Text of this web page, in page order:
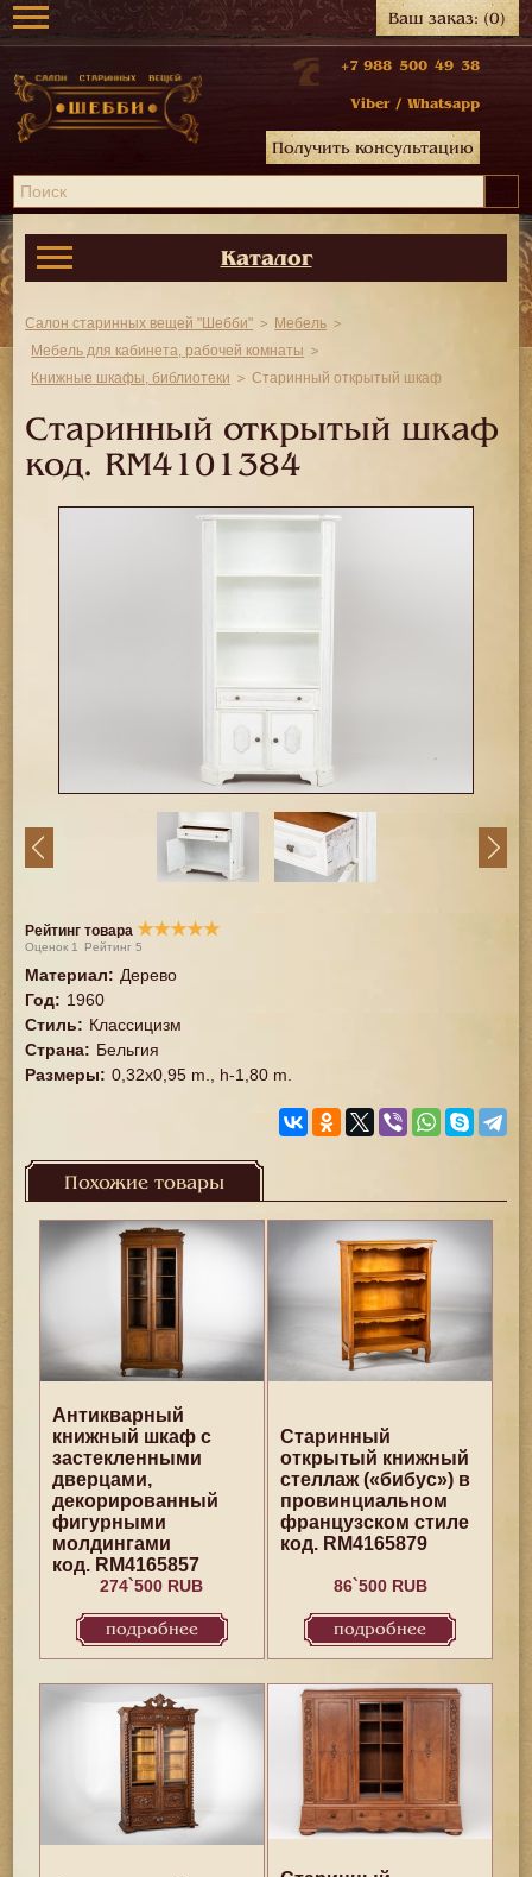
Ваш заказ:(0)
+7 988 500 49 38
Viber / Whatsapp
Получить консультацию
Каталог
Салон старинных вещей "Шебби"
Мебель
Мебель для кабинета, рабочей комнаты
Книжные шкафы, библиотеки
Старинный открытый шкаф
Старинный открытый шкаф
код. RM4101384
Рейтинг товара★★★★★
Оценок 1 Рейтинг5
Материал: Дерево
Год: 1960
Стиль: Классицизм
Страна: Бельгия
Размеры: 0,32x0,95 m., h-1,80 m.
Похожие товары
Антикварный
книжный шкаф с
застекленными
дверцами,
декорированный
фигурными
молдингами
код. RM4165857
274`500 RUB
подробнее
Старинный
открытый книжный
стеллаж («бибус») в
провинциальном
французском стиле
код. RM4165879
86`500 RUB
подробнее